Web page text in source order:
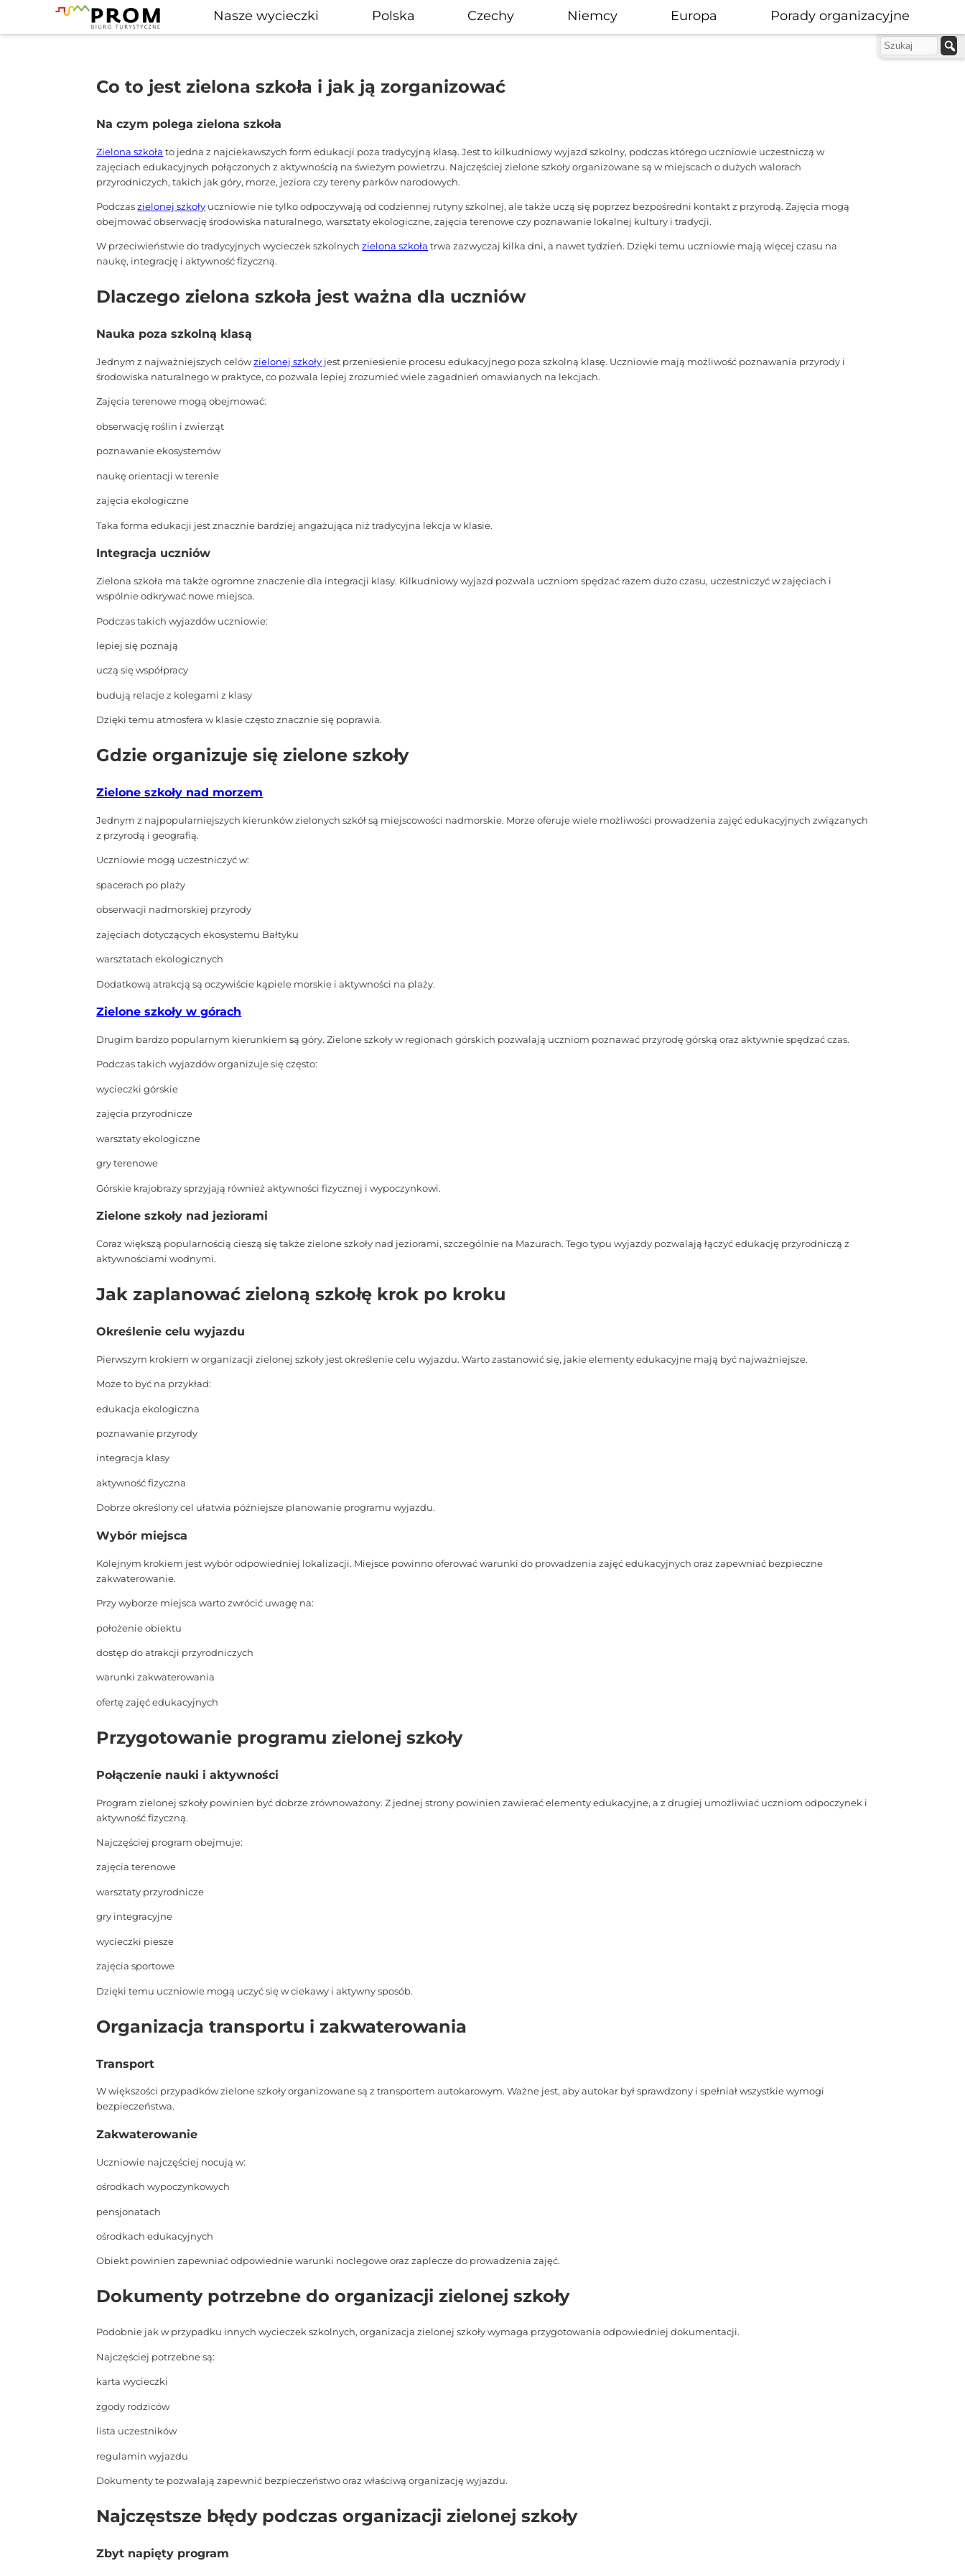
Nasze wycieczki Polska Czechy Niemcy Europa Porady organizacyjne
Co to jest zielona szkoła i jak ją zorganizować
Na czym polega zielona szkoła
Zielona szkoła to jedna z najciekawszych form edukacji poza tradycyjną klasą. Jest to kilkudniowy wyjazd szkolny, podczas którego uczniowie uczestniczą w
zajęciach edukacyjnych połączonych z aktywnością na świeżym powietrzu. Najczęściej zielone szkoły organizowane są w miejscach o dużych walorach
przyrodniczych, takich jak góry, morze, jeziora czy tereny parków narodowych.
Podczaszielonej szkoły uczniowie nie tylko odpoczywają od codziennej rutyny szkolnej, ale także uczą się poprzez bezpośredni kontakt z przyrodą. Zajęcia mogą
obejmować obserwację środowiska naturalnego, warsztaty ekologiczne, zajęcia terenowe czy poznawanie lokalnej kultury i tradycji.
W przeciwieństwie do tradycyjnych wycieczek szkolnychzielona szkoła trwa zazwyczaj kilka dni, a nawet tydzień. Dzięki temu uczniowie mają więcej czasu na
naukę, integrację i aktywność fizyczną.
Dlaczego zielona szkoła jest ważna dla uczniów
Nauka poza szkolną klasą
Jednym z najważniejszych celówzielonej szkoły jest przeniesienie procesu edukacyjnego poza szkolną klasę. Uczniowie mają możliwość poznawania przyrody i
środowiska naturalnego w praktyce, co pozwala lepiej zrozumieć wiele zagadnień omawianych na lekcjach.
Zajęcia terenowe mogą obejmować:
obserwację roślin i zwierząt
poznawanie ekosystemów
naukę orientacji w terenie
zajęcia ekologiczne
Taka forma edukacji jest znacznie bardziej angażująca niż tradycyjna lekcja w klasie.
Integracja uczniów
Zielona szkoła ma także ogromne znaczenie dla integracji klasy. Kilkudniowy wyjazd pozwala uczniom spędzać razem dużo czasu, uczestniczyć w zajęciach i
wspólnie odkrywać nowe miejsca.
Podczas takich wyjazdów uczniowie:
lepiej się poznają
uczą się współpracy
budują relacje z kolegami z klasy
Dzięki temu atmosfera w klasie często znacznie się poprawia.
Gdzie organizuje się zielone szkoły
Zielone szkoły nad morzem
Jednym z najpopularniejszych kierunków zielonych szkół są miejscowości nadmorskie. Morze oferuje wiele możliwości prowadzenia zajęć edukacyjnych związanych
z przyrodą i geografią.
Uczniowie mogą uczestniczyć w:
spacerach po plaży
obserwacji nadmorskiej przyrody
zajęciach dotyczących ekosystemu Bałtyku
warsztatach ekologicznych
Dodatkową atrakcją są oczywiście kąpiele morskie i aktywności na plaży.
Zielone szkoły w górach
Drugim bardzo popularnym kierunkiem są góry. Zielone szkoły w regionach górskich pozwalają uczniom poznawać przyrodę górską oraz aktywnie spędzać czas.
Podczas takich wyjazdów organizuje się często:
wycieczki górskie
zajęcia przyrodnicze
warsztaty ekologiczne
gry terenowe
Górskie krajobrazy sprzyjają również aktywności fizycznej i wypoczynkowi.
Zielone szkoły nad jeziorami
Coraz większą popularnością cieszą się także zielone szkoły nad jeziorami, szczególnie na Mazurach. Tego typu wyjazdy pozwalają łączyć edukację przyrodniczą z
aktywnościami wodnymi.
Jak zaplanować zieloną szkołę krok po kroku
Określenie celu wyjazdu
Pierwszym krokiem w organizacji zielonej szkoły jest określenie celu wyjazdu. Warto zastanowić się, jakie elementy edukacyjne mają być najważniejsze.
Może to być na przykład:
edukacja ekologiczna
poznawanie przyrody
integracja klasy
aktywność fizyczna
Dobrze określony cel ułatwia późniejsze planowanie programu wyjazdu.
Wybór miejsca
Kolejnym krokiem jest wybór odpowiedniej lokalizacji. Miejsce powinno oferować warunki do prowadzenia zajęć edukacyjnych oraz zapewniać bezpieczne
zakwaterowanie.
Przy wyborze miejsca warto zwrócić uwagę na:
położenie obiektu
dostęp do atrakcji przyrodniczych
warunki zakwaterowania
ofertę zajęć edukacyjnych
Przygotowanie programu zielonej szkoły
Połączenie nauki i aktywności
Program zielonej szkoły powinien być dobrze zrównoważony. Z jednej strony powinien zawierać elementy edukacyjne, a z drugiej umożliwiać uczniom odpoczynek i
aktywność fizyczną.
Najczęściej program obejmuje:
zajęcia terenowe
warsztaty przyrodnicze
gry integracyjne
wycieczki piesze
zajęcia sportowe
Dzięki temu uczniowie mogą uczyć się w ciekawy i aktywny sposób.
Organizacja transportu i zakwaterowania
Transport
W większości przypadków zielone szkoły organizowane są z transportem autokarowym. Ważne jest, aby autokar był sprawdzony i spełniał wszystkie wymogi
bezpieczeństwa.
Zakwaterowanie
Uczniowie najczęściej nocują w:
ośrodkach wypoczynkowych
pensjonatach
ośrodkach edukacyjnych
Obiekt powinien zapewniać odpowiednie warunki noclegowe oraz zaplecze do prowadzenia zajęć.
Dokumenty potrzebne do organizacji zielonej szkoły
Podobnie jak w przypadku innych wycieczek szkolnych, organizacja zielonej szkoły wymaga przygotowania odpowiedniej dokumentacji.
Najczęściej potrzebne są:
karta wycieczki
zgody rodziców
lista uczestników
regulamin wyjazdu
Dokumenty te pozwalają zapewnić bezpieczeństwo oraz właściwą organizację wyjazdu.
Najczęstsze błędy podczas organizacji zielonej szkoły
Zbyt napięty program